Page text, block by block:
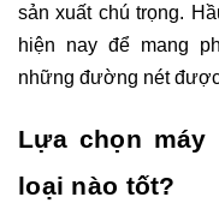
sản xuất chú trọng.
hiện nay để mang
những đường nét
Lựa chọn
loại nào tốt?